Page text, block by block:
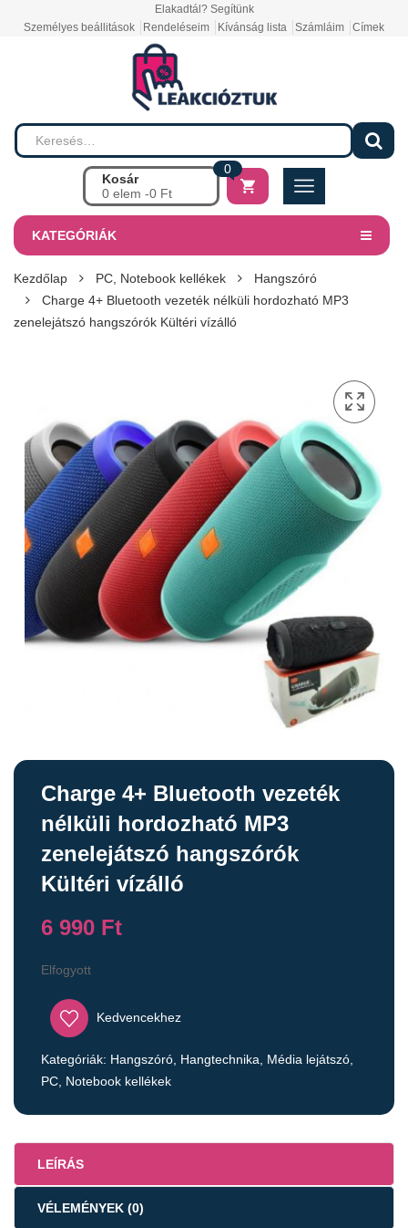
Elakadtál? Segítünk
Személyes beállitások
Rendeléseim Kívánság lista Számláim Címek
Kosár
0 elem -0 Ft
0
KATEGÓRIÁK
Kezdőlap PC, Notebook kellékek
Hangszóró
Charge 4+ Bluetooth vezeték nélküli hordozható MP3
zenelejátszó hangszórók Kültéri vízálló
Charge 4+ Bluetooth vezeték
nélküli hordozható MP3
zenelejátszó hangszórók
Kültéri vízálló
6 990 Ft
Elfogyott
Kedvencekhez
Kategóriák: Hangszóró Hangtechnika Média lejátszó
PC, Notebook kellékek
LEÍRÁS
VÉLEMÉNYEK (0)